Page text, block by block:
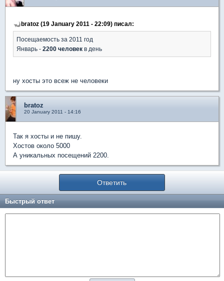
bratoz (19 January 2011 - 22:09) писал:
Посещаемость за 2011 год
Январь - 2200 человек в день
ну хосты это всеж не человеки
bratoz
20 January 2011 - 14:16
Так я хосты и не пишу.
Хостов около 5000
А уникальных посещений 2200.
Ответить
Быстрый ответ